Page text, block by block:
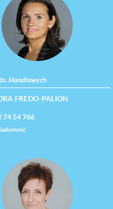
Handlowych
FREDO-PALION
74 54 766